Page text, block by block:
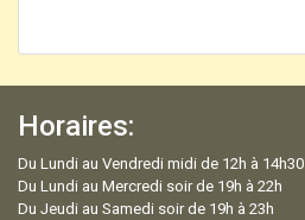
Horaires:
Du Lundi au Vendredi midi de 12h à 14h30
Du Lundi au Mercredi soir de 19h à 22h
Du Jeudi au Samedi soir de 19h à 23h